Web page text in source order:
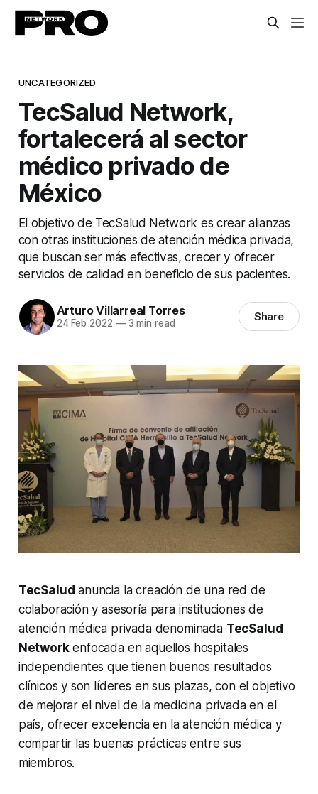
UNCATEGORIZED
TecSalud Network,
fortalecerá al sector
médico privado de
México
El objetivo de TecSalud Network es crear alianzas
con otras instituciones de atención médica privada,
que buscan ser más efectivas, crecer y ofrecer
servicios de calidad en beneficio de sus pacientes.
Arturo Villarreal Torres
24 Feb 2022 —3 min read Share
TecSalud anuncia la creación de una red de
colaboración y asesoría para instituciones de
atención médica privada denominada TecSalud
Networkenfocada en aquellos hospitales
independientes que tienen buenos resultados
clínicos y son líderes en sus plazas, con el objetivo
de mejorar el nivel de la medicina privada en el
país, ofrecer excelencia en la atención médica y
compartir las buenas prácticas entre sus
miembros.